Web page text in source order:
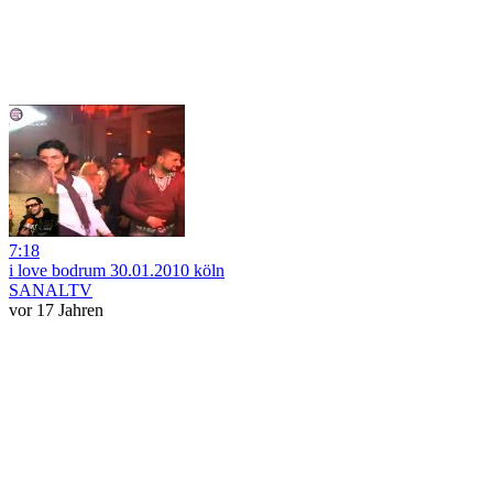
7:18
i love bodrum 30.01.2010 köln
SANALTV
vor 17 Jahren